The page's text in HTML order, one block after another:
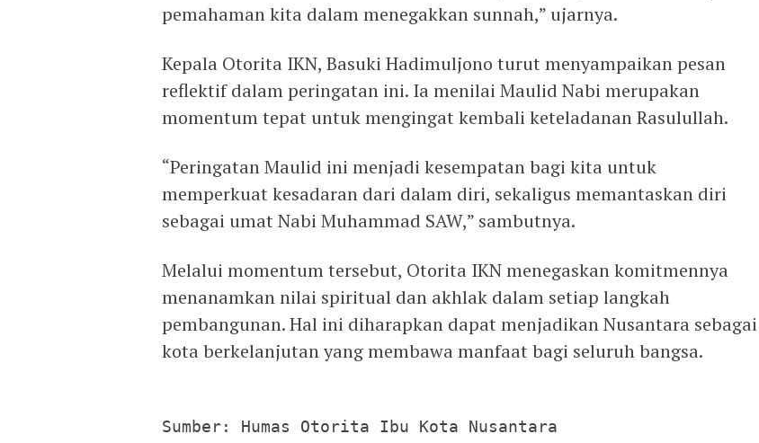
pemahaman kita dalam menegakkan sunnah,” ujarnya.
Kepala Otorita IKN, Basuki Hadimuljono turut menyampaikan pesan
reflektif dalam peringatan ini. Ia menilai Maulid Nabi merupakan
momentum tepat untuk mengingat kembali keteladanan Rasulullah.
“Peringatan Maulid ini menjadi kesempatan bagi kita untuk
memperkuat kesadaran dari dalam diri, sekaligus memantaskan diri
sebagai umat Nabi Muhammad SAW,” sambutnya.
Melalui momentum tersebut, Otorita IKN menegaskan komitmennya
menanamkan nilai spiritual dan akhlak dalam setiap langkah
pembangunan. Hal ini diharapkan dapat menjadikan Nusantara sebagai
kota berkelanjutan yang membawa manfaat bagi seluruh bangsa.
Sumber: Humas Otorita Ibu Kota Nusantara